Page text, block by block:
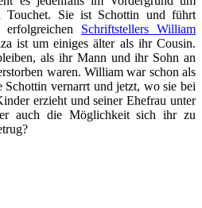
Sie ist Schottin und führt
Schriftstellers William
ist um einiges älter als ihr Cousin.
als ihr Mann und ihr Sohn an
waren. William war schon als
Schottin vernarrt und jetzt, wo sie bei
erzieht und seiner Ehefrau unter
auch die Möglichkeit sich ihr zu